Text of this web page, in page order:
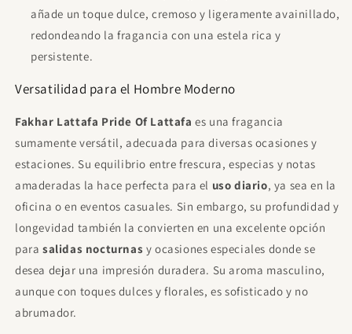
añade un toque dulce, cremoso y ligeramente avainillado,
redondeando la fragancia con una estela rica y
persistente.
Versatilidad para el Hombre Moderno
Fakhar Lattafa Pride Of Lattafa es una fragancia
sumamente versátil, adecuada para diversas ocasiones y
estaciones. Su equilibrio entre frescura, especias y notas
amaderadas la hace perfecta para el uso diario, ya sea en la
oficina o en eventos casuales. Sin embargo, su profundidad y
longevidad también la convierten en una excelente opción
para salidas nocturnas y ocasiones especiales donde se
desea dejar una impresión duradera. Su aroma masculino,
aunque con toques dulces y florales, es sofisticado y no
abrumador.